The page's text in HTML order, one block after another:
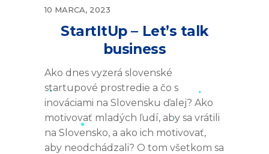
10 MARCA, 2023
StartItUp – Let’s talk
business
Ako dnes vyzerá slovenské
startupové prostredie a čo s
inováciami na Slovensku ďalej? Ako
motivovať mladých ľudí, aby sa vrátili
na Slovensko, a ako ich motivovať,
aby neodchádzali? O tom všetkom sa